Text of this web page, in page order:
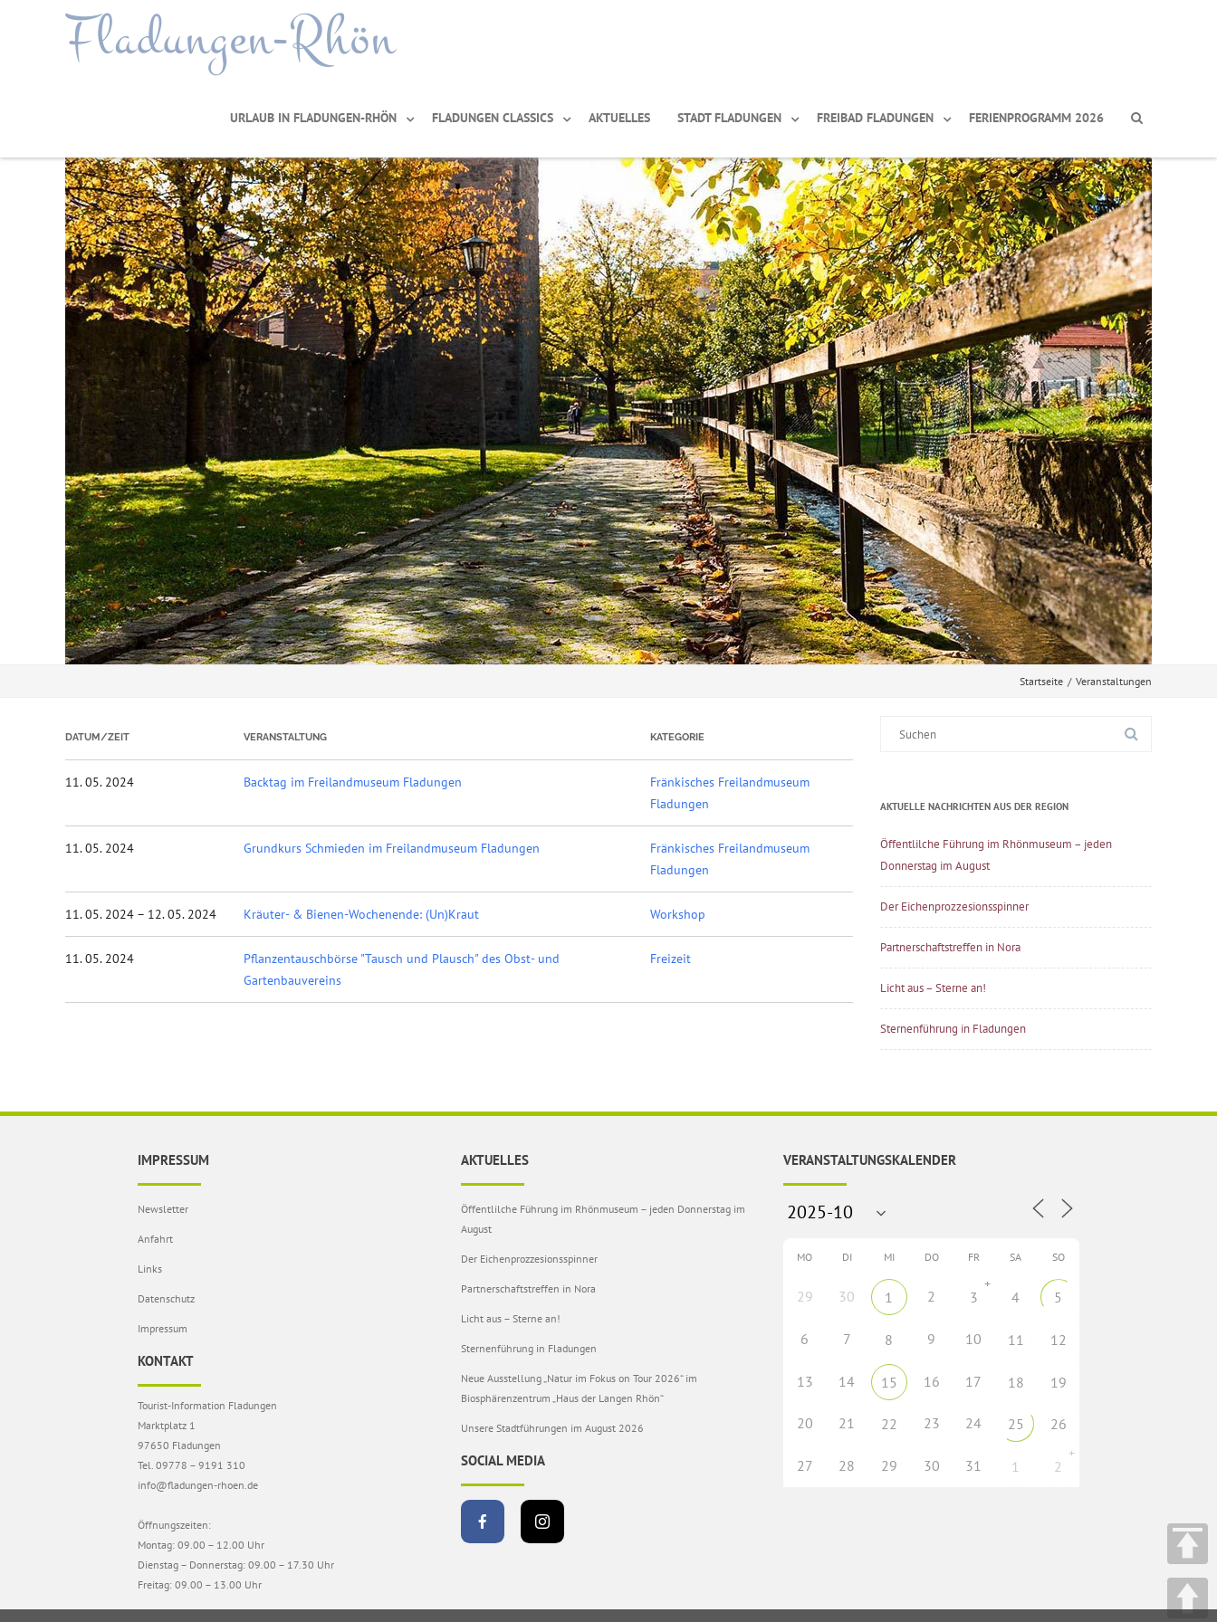
Fladungen-Rhön
URLAUB IN FLADUNGEN-RHÖN FLADUNGEN CLASSICS AKTUELLES STADT FLADUNGEN FREIBAD FLADUNGEN FERIENPROGRAMM 2026
Startseite / Veranstaltungen
DATUM/ZEIT VERANSTALTUNG KATEGORIE
11. 05. 2024 Backtag im Freilandmuseum Fladungen
Fränkisches Freilandmuseum
Fladungen
11. 05. 2024 Grundkurs Schmieden im Freilandmuseum Fladungen
Fränkisches Freilandmuseum
Fladungen
11. 05. 2024 – 12. 05. 2024 Kräuter- & Bienen-Wochenende: (Un)Kraut Workshop
11. 05. 2024
Pflanzentauschbörse "Tausch und Plausch" des Obst- und
Gartenbauvereins
Freizeit
AKTUELLE NACHRICHTEN AUS DER REGION
Öffentlilche Führung im Rhönmuseum – jeden
Donnerstag im August
Der Eichenprozzesionsspinner
Partnerschaftstreffen in Nora
Licht aus – Sterne an!
Sternenführung in Fladungen
IMPRESSUM
Newsletter
Anfahrt
Links
Datenschutz
Impressum
KONTAKT
Tourist-Information Fladungen
Marktplatz 1
97650 Fladungen
Tel. 09778 – 9191 310
info@fladungen-rhoen.de
Öffnungszeiten:
Montag: 09.00 – 12.00 Uhr
Dienstag – Donnerstag: 09.00 – 17.30 Uhr
Freitag: 09.00 – 13.00 Uhr
AKTUELLES
Öffentlilche Führung im Rhönmuseum – jeden Donnerstag im
August
Der Eichenprozzesionsspinner
Partnerschaftstreffen in Nora
Licht aus – Sterne an!
Sternenführung in Fladungen
Neue Ausstellung „Natur im Fokus on Tour 2026“ im
Biosphärenzentrum „Haus der Langen Rhön“
Unsere Stadtführungen im August 2026
SOCIAL MEDIA
VERANSTALTUNGSKALENDER
MO DI MI DO FR SA SO
29 30 1 2 3
+
4 5
6 7 8 9 10 11 12
13 14 15 16 17 18 19
20 21 22 23 24 25 26
27 28 29 30 31 1 2
+